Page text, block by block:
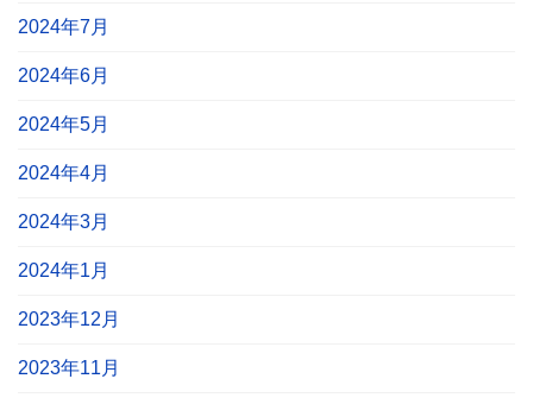
2024年7月
2024年6月
2024年5月
2024年4月
2024年3月
2024年1月
2023年12月
2023年11月